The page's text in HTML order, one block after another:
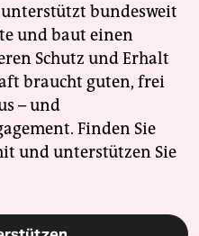
bundesweit
und baut einen
Schutz und Erhalt
braucht guten, frei
– und
Finden Sie
und unterstützen Sie